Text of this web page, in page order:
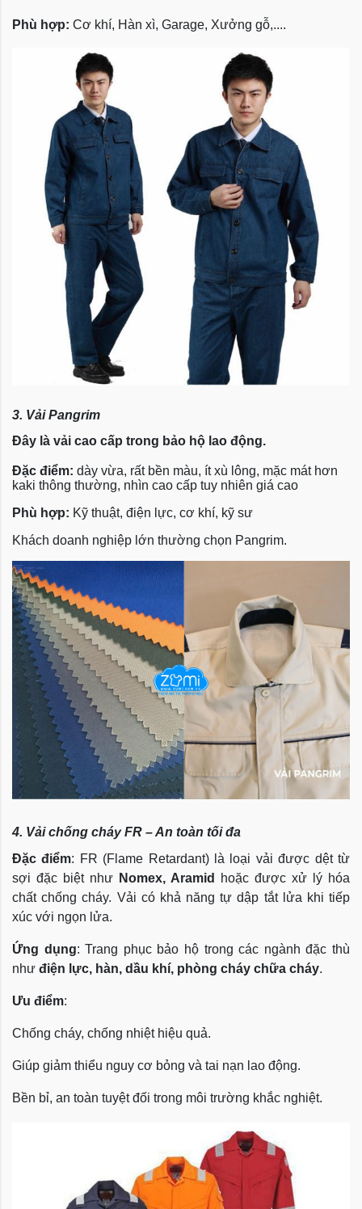
Phù hợp: Cơ khí, Hàn xì, Garage, Xưởng gỗ,....
3. Vải Pangrim
Đây là vải cao cấp trong bảo hộ lao động.
Đặc điểm: dày vừa, rất bền màu, ít xù lông, mặc mát hơn
kaki thông thường, nhìn cao cấp tuy nhiên giá cao
Phù hợp: Kỹ thuật, điện lực, cơ khí, kỹ sư
Khách doanh nghiệp lớn thường chọn Pangrim.
4. Vải chống cháy FR – An toàn tối đa
Đặc điểm: FR (Flame Retardant) là loại vải được dệt từ
sợi đặc biệt như Nomex, Aramid
hoặc được xử lý hóa
chất chống cháy. Vải có khả năng tự dập tắt lửa khi tiếp
xúc với ngọn lửa.
Ứng dụng: Trang phục bảo hộ trong các ngành đặc thù
như điện lực, hàn, dầu khí, phòng cháy chữa cháy.
Ưu điểm:
Chống cháy, chống nhiệt hiệu quả.
Giúp giảm thiểu nguy cơ bỏng và tai nạn lao động.
Bền bỉ, an toàn tuyệt đối trong môi trường khắc nghiệt.